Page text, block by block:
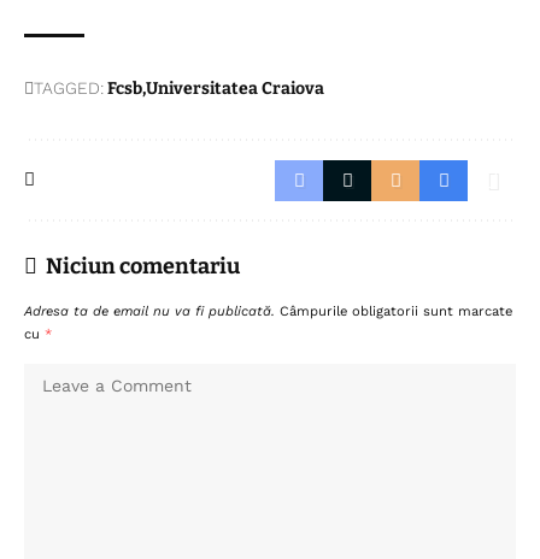
TAGGED:FcsbUniversitatea Craiova
Niciun comentariu
Adresa ta de email nu va fi publicată. Câmpurile obligatorii sunt marcate
cu *